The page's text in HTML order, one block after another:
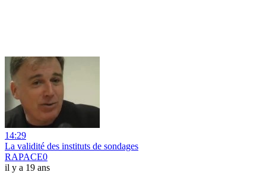
14:29
La validité des instituts de sondages
RAPACE0
il y a 19 ans